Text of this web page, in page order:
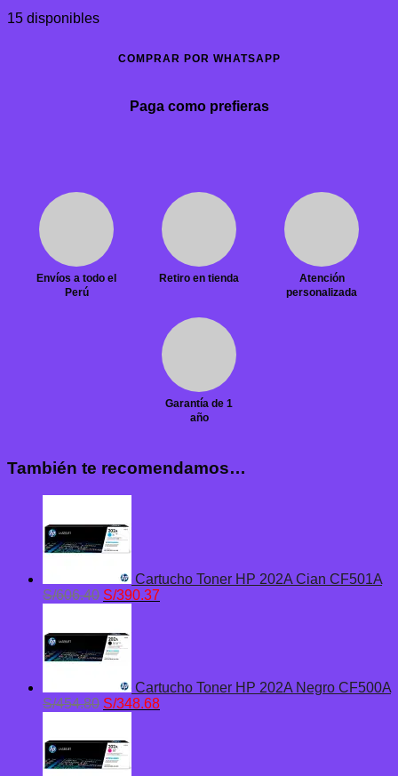
15 disponibles
COMPRAR POR WHATSAPP
Paga como prefieras
Envíos a todo el
Perú
Retiro en tienda
Atención
personalizada
Garantía de 1
año
También te recomendamos…
Cartucho Toner HP 202A Cian CF501A
S/606.40 El
era:
S/606.40.
S/390.37
Cartucho Toner HP 202A Negro CF500A
S/454.80 El
era:
S/454.80.
S/348.68El